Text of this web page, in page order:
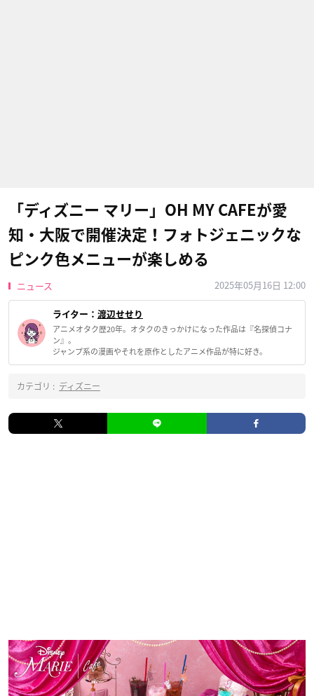
「ディズニー マリー」OH MY CAFEが愛
知・大阪で開催決定！フォトジェニックな
ピンク色メニューが楽しめる
ニュース 2025年05月16日 12:00
ライター： 渡辺せせり
アニメオタク歴20年。オタクのきっかけになった作品は『名探偵コナ
ン』。
ジャンプ系の漫画やそれを原作としたアニメ作品が特に好き。
カテゴリ : ディズニー